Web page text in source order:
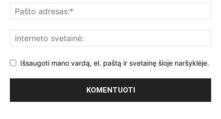
Išsaugoti mano vardą, el. paštą ir svetainę šioje naršyklėje.